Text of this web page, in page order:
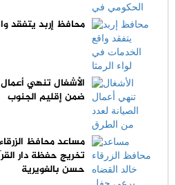
محافظ إربد يتفقد
الأشغال تنهي
ضمن إقليم الجنوب
مساعد محافظ
تخريج حفظة دار
حسن بالغويرية